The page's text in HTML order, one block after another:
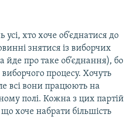
хто хоче об’єднатися до
знятися із виборчих
йде про таке об’єднання), бо
виборчого процесу. Хочуть
всі вони працюють на
полі. Кожна з цих партій
хоче набрати більшість